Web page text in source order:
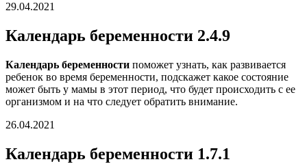
29.04.2021
Календарь беременности 2.4.9
Календарь беременности поможет узнать, как развивается
ребенок во время беременности, подскажет какое состояние
может быть у мамы в этот период, что будет происходить с ее
организмом и на что следует обратить внимание.
26.04.2021
Календарь беременности 1.7.1